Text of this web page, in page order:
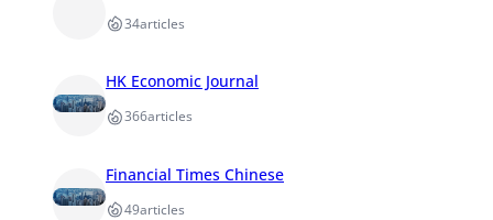
34articles
HK Economic Journal
366articles
Financial Times Chinese
49articles